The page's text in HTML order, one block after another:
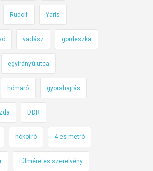
Rudolf Yaris
vadász gördeszka
egyirányú utca
hómaró gyorshajtás
DDR
hókotró 4-es metró
túlméretes szerelvény